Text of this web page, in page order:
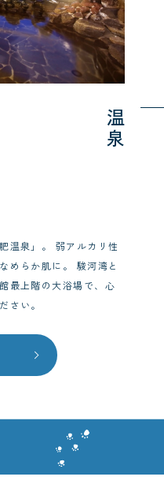
温泉
温泉」。
弱アルカリ性
めらか肌に。
駿河湾と
最上階の大浴場で、心
さい。